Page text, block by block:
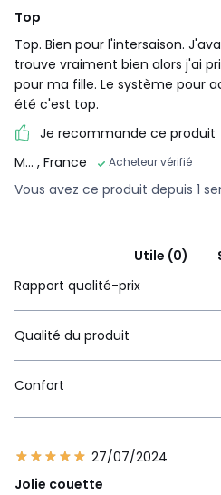
Top
Top. Bien pour l'intersaison.
trouve vraiment bien alors j'ai
pour ma fille. Le système pour
été c'est top.
Je recommande ce produit
M... , France Acheteur vérifié
Vous avez ce produit depuis 1
Utile (0)
Rapport qualité-prix
Qualité du produit
Confort
27/07/2024
Jolie couette